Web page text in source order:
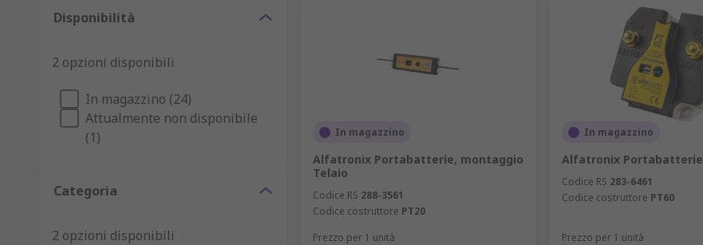
Disponibilità
2 opzioni disponibili
In magazzino (24)
Attualmente non disponibile
(1)
Categoria
2 opzioni disponibili
In magazzino
Alfatronix Portabatterie, montaggio
Telaio
Codice RS 288-3561
Codice costruttore PT20
Prezzo per 1 unità
In magazzino
Alfatronix Portabatterie
Codice RS 283-6461
Codice costruttore PT60
Prezzo per 1 unità